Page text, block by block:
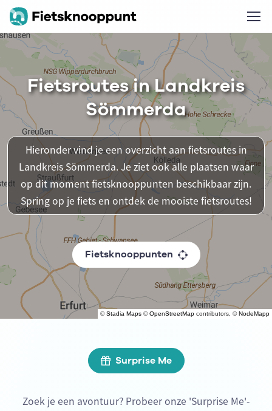
©Stadia Maps ©OpenStreetMap contributors, ©NodeMapp
Fietsroutes in Landkreis
Sömmerda
Hieronder vind je een overzicht aan fietsroutes in
Landkreis Sömmerda. Je ziet ook alle plaatsen waar
op dit moment fietsknooppunten beschikbaar zijn.
Spring op je fiets en ontdek de mooiste fietsroutes!
Fietsknooppunten
Surprise Me
Zoek je een avontuur? Probeer onze 'Surprise Me'-